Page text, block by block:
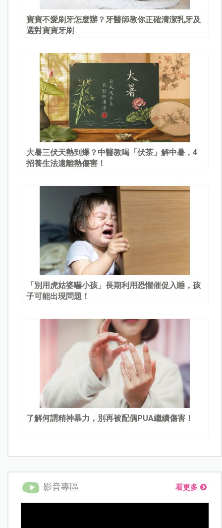
寶寶不愛刷牙怎麼辦？牙醫師教你正確清潔乳牙及
選對寶寶牙刷
大暑三伏天熱到爆？中醫教喝「伏茶」解中暑，4
招養生法遠離熱傷害！
「別用虎姑婆嚇小孩」長期利用恐懼催促入睡，孩
子可能出現問題！
了解何謂精神暴力，別再被配偶PUA繼續傷害！
影音專區 看更多